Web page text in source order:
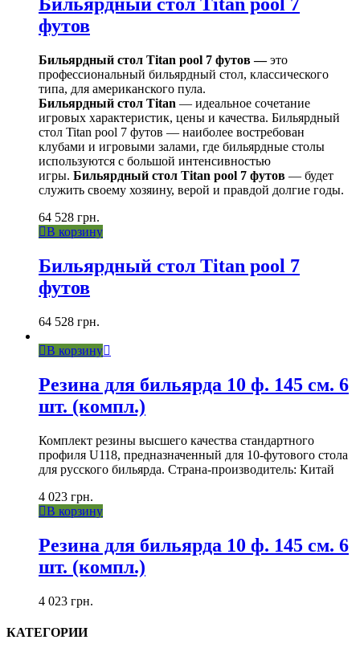
Бильярдный стол Titan pool 7
футов
Бильярдный стол Titan pool 7 футов —это
профессиональный бильярдный стол, классического
типа, для американского пула.
Бильярдный стол Titan — идеальное сочетание
игровых характеристик, цены и качества. Бильярдный
стол Titan pool 7 футов — наиболее востребован
клубами и игровыми залами, где бильярдные столы
используются с большой интенсивностью
игры. Бильярдный стол Titan pool 7 футов — будет
служить своему хозяину, верой и правдой долгие годы.
64 528 грн.
В корзину
Бильярдный стол Titan pool 7
футов
64 528 грн.
В корзину
Резина для бильярда 10 ф. 145 см. 6
шт. (компл.)
Комплект резины высшего качества стандартного
профиля U118, предназначенный для 10-футового стола
для русского бильярда. Страна-производитель: Китай
4 023 грн.
В корзину
Резина для бильярда 10 ф. 145 см. 6
шт. (компл.)
4 023 грн.
КАТЕГОРИИ